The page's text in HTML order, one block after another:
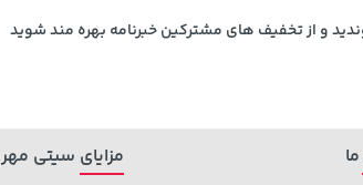
و از تخفیف های مشترکین خبرنامه بهره مند شوید
مزایای سیتی مهر